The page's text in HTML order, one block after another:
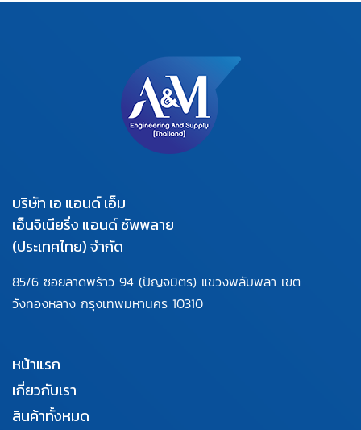
บริษัท เอ แอนด์ เอ็ม
เอ็นจิเนียริ่ง แอนด์ ซัพพลาย
(ประเทศไทย) จำกัด
85/6 ซอยลาดพร้าว 94 (ปัญจมิตร) แขวงพลับพลา เขต
วังทองหลาง กรุงเทพมหานคร 10310
หน้าแรก
เกี่ยวกับเรา
สินค้าทั้งหมด